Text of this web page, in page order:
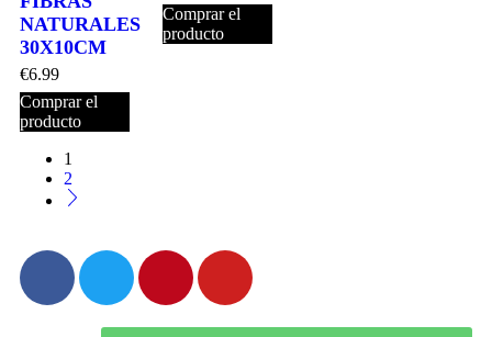
NATURALES
30X10CM
€6.99
Comprar el
producto
Comprar el
producto
1
2